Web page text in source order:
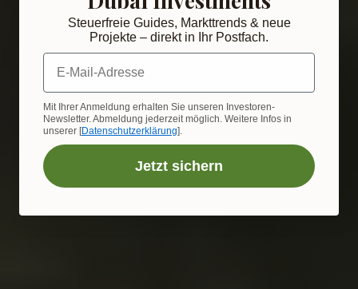
Steuerfreie Guides, Markttrends & neue
Projekte – direkt in Ihr Postfach.
E-Mail-Adresse
Mit Ihrer Anmeldung erhalten Sie unseren Investoren-
Newsletter. Abmeldung jederzeit möglich. Weitere Infos in
unserer [Datenschutzerklärung].
Jetzt sichern